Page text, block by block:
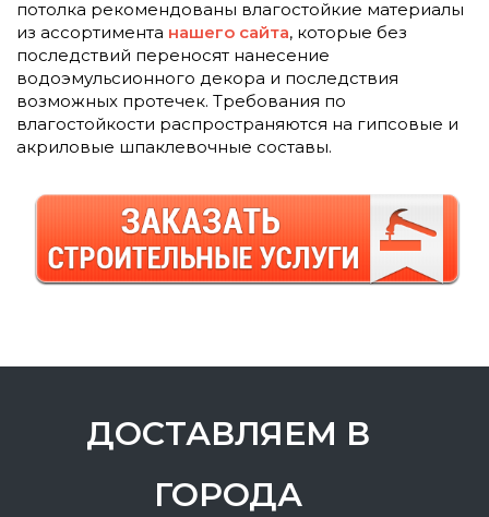
потолка рекомендованы влагостойкие материалы
из ассортимента нашего сайта, которые без
последствий переносят нанесение
водоэмульсионного декора и последствия
возможных протечек. Требования по
влагостойкости распространяются на гипсовые и
акриловые шпаклевочные составы.
ДОСТАВЛЯЕМ В
ГОРОДА